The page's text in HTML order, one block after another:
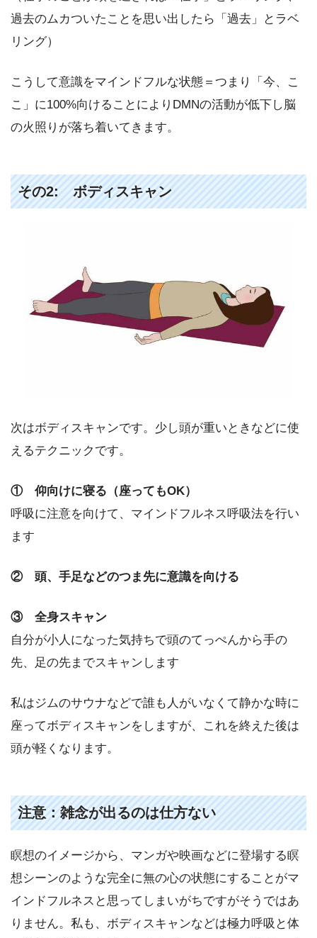
過去のムカついたことを思い出したら「過去」とラベ
リング）
こうして意識をマインドフルな状態＝つまり「今、こ
こ」に100%向けることによりDMNの活動が低下し脳
の火照りが落ち着いてきます。
その2: ボディスキャン
次はボディスキャンです。少し頭が重いときなどに使
えるテクニックです。
① 仰向けに寝る（座ってもOK）
呼吸に注意を向けて、マインドフルネス呼吸法を行い
ます
② 頭、手足などのつま先に意識を向ける
③ 全身スキャン
自分が小人になった気持ちで頭のてっぺんから手の
先、足の先までスキャンします
私はジムのサウナなどで誰も人がいなくて静かな時に
座ってボディスキャンをしますが、これを終えた後は
頭が軽くなります。
注意：雑念が出るのは仕方ない
瞑想のイメージから、マンガや映画などに登場する瞑
想シーンのような完全に無の心の状態にすることがマ
インドフルネスと思ってしまいがちですがそうではあ
りません。私も、ボディスキャンなどは極力呼吸と体